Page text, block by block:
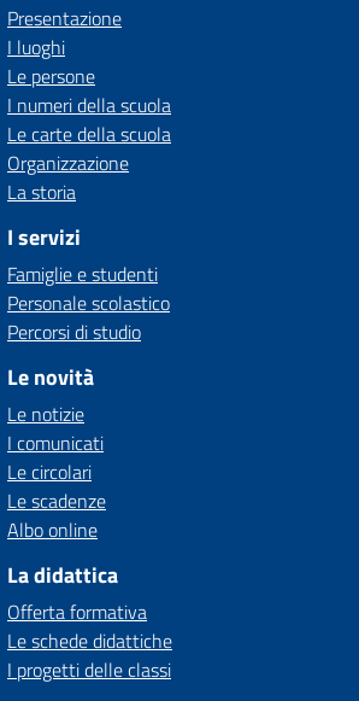
Presentazione
I luoghi
Le persone
I numeri della scuola
Le carte della scuola
Organizzazione
La storia
I servizi
Famiglie e studenti
Personale scolastico
Percorsi di studio
Le novità
Le notizie
I comunicati
Le circolari
Le scadenze
Albo online
La didattica
Offerta formativa
Le schede didattiche
I progetti delle classi